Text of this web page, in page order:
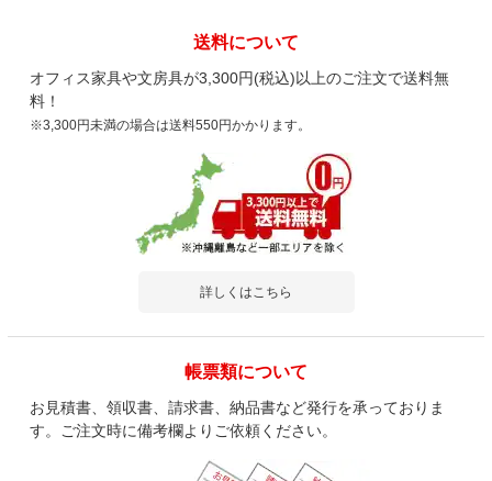
送料について
オフィス家具や文房具が3,300円(税込)以上のご注文で送料無
料！
※3,300円未満の場合は送料550円かかります。
詳しくはこちら
帳票類について
お見積書、領収書、請求書、納品書など発行を承っておりま
す。ご注文時に備考欄よりご依頼ください。